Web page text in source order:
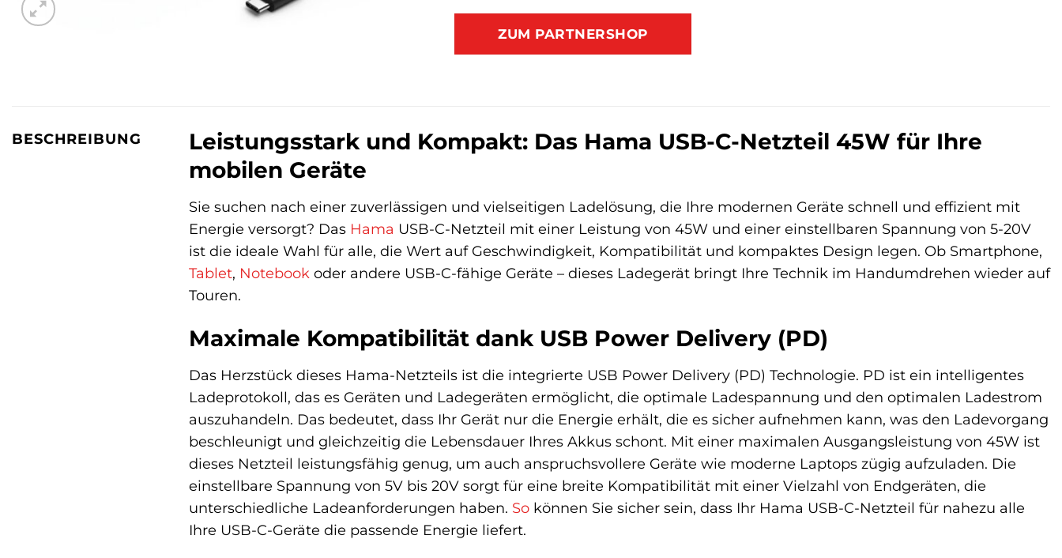
ZUM PARTNERSHOP
BESCHREIBUNG
Leistungsstark und Kompakt: Das Hama USB-C-Netzteil 45W für Ihre
mobilen Geräte
Sie suchen nach einer zuverlässigen und vielseitigen Ladelösung, die Ihre modernen Geräte schnell und effizient mit
Energie versorgt? Das Hama USB-C-Netzteil mit einer Leistung von 45W und einer einstellbaren Spannung von 5-20V
ist die ideale Wahl für alle, die Wert auf Geschwindigkeit, Kompatibilität und kompaktes Design legen. Ob Smartphone,
Tablet, Notebook oder andere USB-C-fähige Geräte – dieses Ladegerät bringt Ihre Technik im Handumdrehen wieder auf
Touren.
Maximale Kompatibilität dank USB Power Delivery (PD)
Das Herzstück dieses Hama-Netzteils ist die integrierte USB Power Delivery (PD) Technologie. PD ist ein intelligentes
Ladeprotokoll, das es Geräten und Ladegeräten ermöglicht, die optimale Ladespannung und den optimalen Ladestrom
auszuhandeln. Das bedeutet, dass Ihr Gerät nur die Energie erhält, die es sicher aufnehmen kann, was den Ladevorgang
beschleunigt und gleichzeitig die Lebensdauer Ihres Akkus schont. Mit einer maximalen Ausgangsleistung von 45W ist
dieses Netzteil leistungsfähig genug, um auch anspruchsvollere Geräte wie moderne Laptops zügig aufzuladen. Die
einstellbare Spannung von 5V bis 20V sorgt für eine breite Kompatibilität mit einer Vielzahl von Endgeräten, die
unterschiedliche Ladeanforderungen haben. So können Sie sicher sein, dass Ihr Hama USB-C-Netzteil für nahezu alle
Ihre USB-C-Geräte die passende Energie liefert.